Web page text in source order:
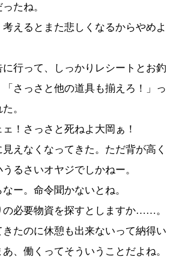
たね。
るとまた悲しくなるからやめよ
行って、しっかりレシートとお釣
「さっさと他の道具も揃えろ！」っ
。
！さっさと死ねよ大岡ぁ！
えなくなってきた。ただ背が高く
るさいオヤジでしかねー。
ー。命令聞かないとね。
の必要物資を探すとしますか……。
たのに休憩も出来ないって納得い
、働くってそういうことだよね。